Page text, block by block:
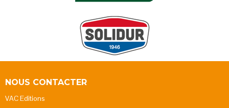
NOUS CONTACTER
VAC Editions